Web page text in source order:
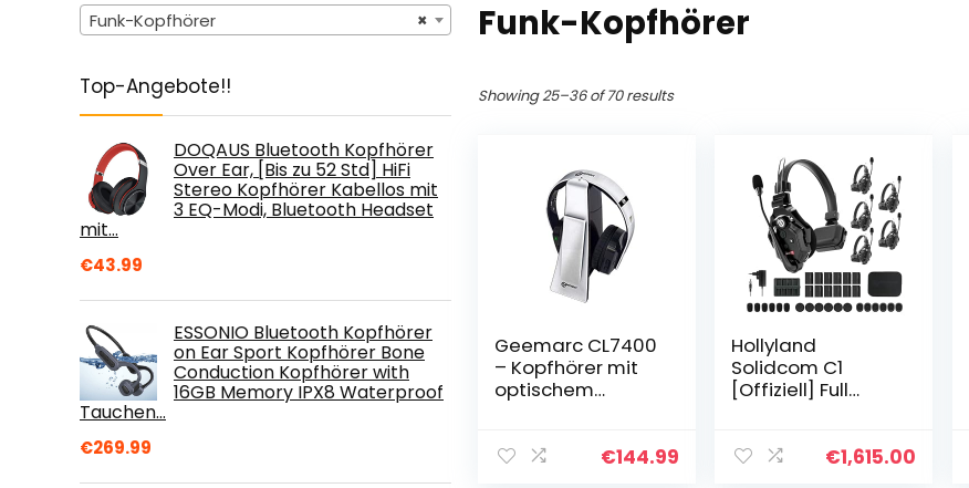
×
Funk-Kopfhörer
Top-Angebote!!
DOQAUS Bluetooth Kopfhörer
Over Ear, [Bis zu 52 Std] HiFi
Stereo Kopfhörer Kabellos mit
3 EQ-Modi, Bluetooth Headset
mit…
€43.99
ESSONIO Bluetooth Kopfhörer
on Ear Sport Kopfhörer Bone
Conduction Kopfhörer with
16GB Memory IPX8 Waterproof
Tauchen…
€269.99
Funk-Kopfhörer
Showing 25–36 of 70 results
Geemarc CL7400
– Kopfhörer mit
optischem
Lautstärke für
€144.99
Hollyland
Solidcom C1
[Offiziell] Full
350m Reichweite
€1,615.00